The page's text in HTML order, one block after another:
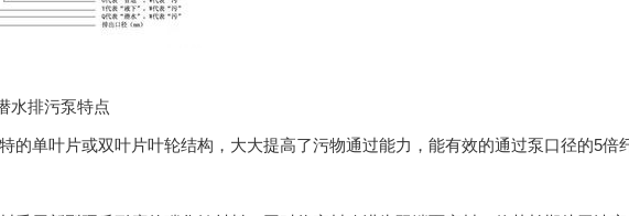
水排污泵特点
的单叶片或双叶片叶轮结构，大大提高了污物通过能力，能有效的通过泵口径的5倍